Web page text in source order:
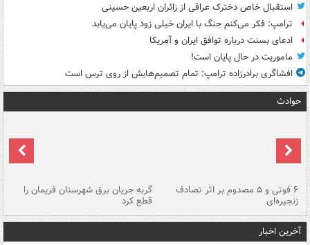
استقبال خاص دخترک عراقی از زائران اربعین حسینی
ترامپ: فکر می‌کنم جنگ با ایران خیلی زود پایان می‌یابد
ادعای بسنت درباره توافق ایران و آمریکا
ماموریت در حال پایان است!
افشاگری برادرزاده ترامپ: تمام تصمیم‌هایش از روی ترس است
حوادث
۶ فوتی و ۵ مصدوم بر اثر تصادف
زنجیره‌ای
گربه جریان برق شهرستان فریمان را
قطع کرد
آخرین اخبار